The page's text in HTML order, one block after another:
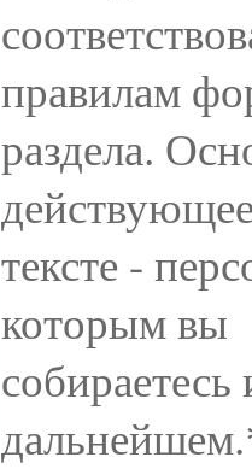
правилам
раздела.
тексте -
которым вы
собираетесь